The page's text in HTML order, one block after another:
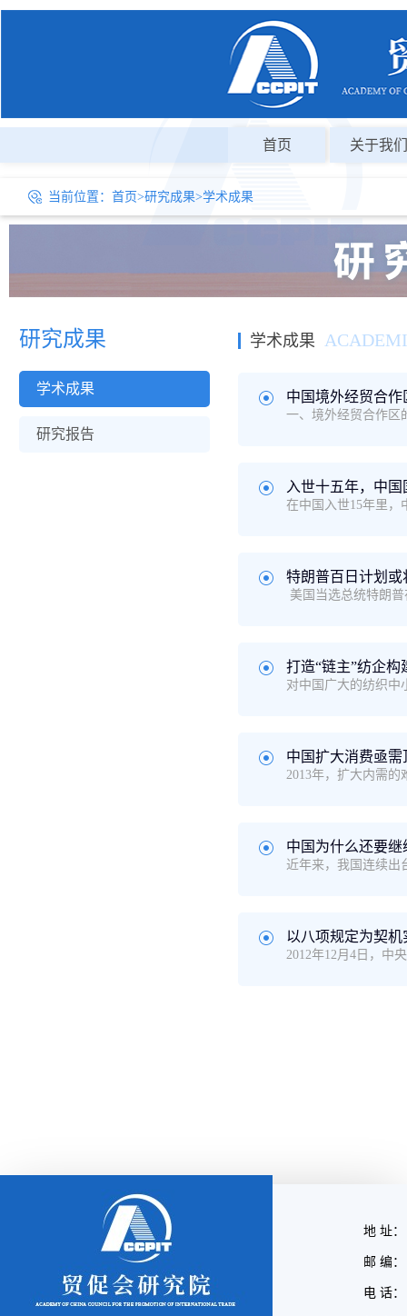
首页 关于我们
当前位置： 首页>研究成果>学术成果
研究成果
学术成果
研究报告
学术成果
中国境外经贸合
入世十五年，中
特朗普百日计划
打造“链主”纺企构
中国扩大消费亟需
中国为什么还要继
以八项规定为契
地 址
邮 编：
电 话：